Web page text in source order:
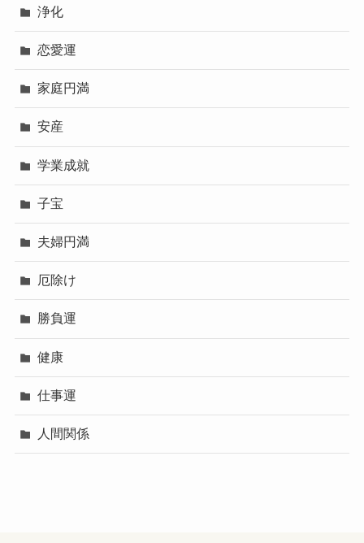
浄化
恋愛運
家庭円満
安産
学業成就
子宝
夫婦円満
厄除け
勝負運
健康
仕事運
人間関係